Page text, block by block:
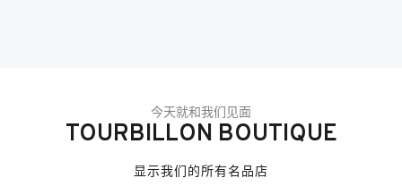
今天就和我们见面
TOURBILLON BOUTIQUE
显示我们的所有名品店